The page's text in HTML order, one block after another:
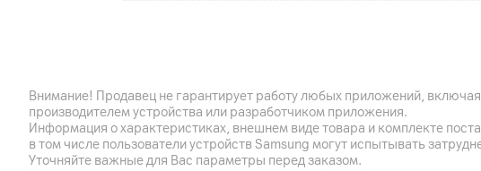
Цвет ремешка
Габариты
Внимание! Продавец не гарантирует работу любых приложений,
производителем устройства или разработчиком приложения.
Информация о характеристиках, внешнем виде товара и комплекте
в том числе пользователи устройств Samsung могут испытывать
Уточняйте важные для Вас параметры перед заказом.